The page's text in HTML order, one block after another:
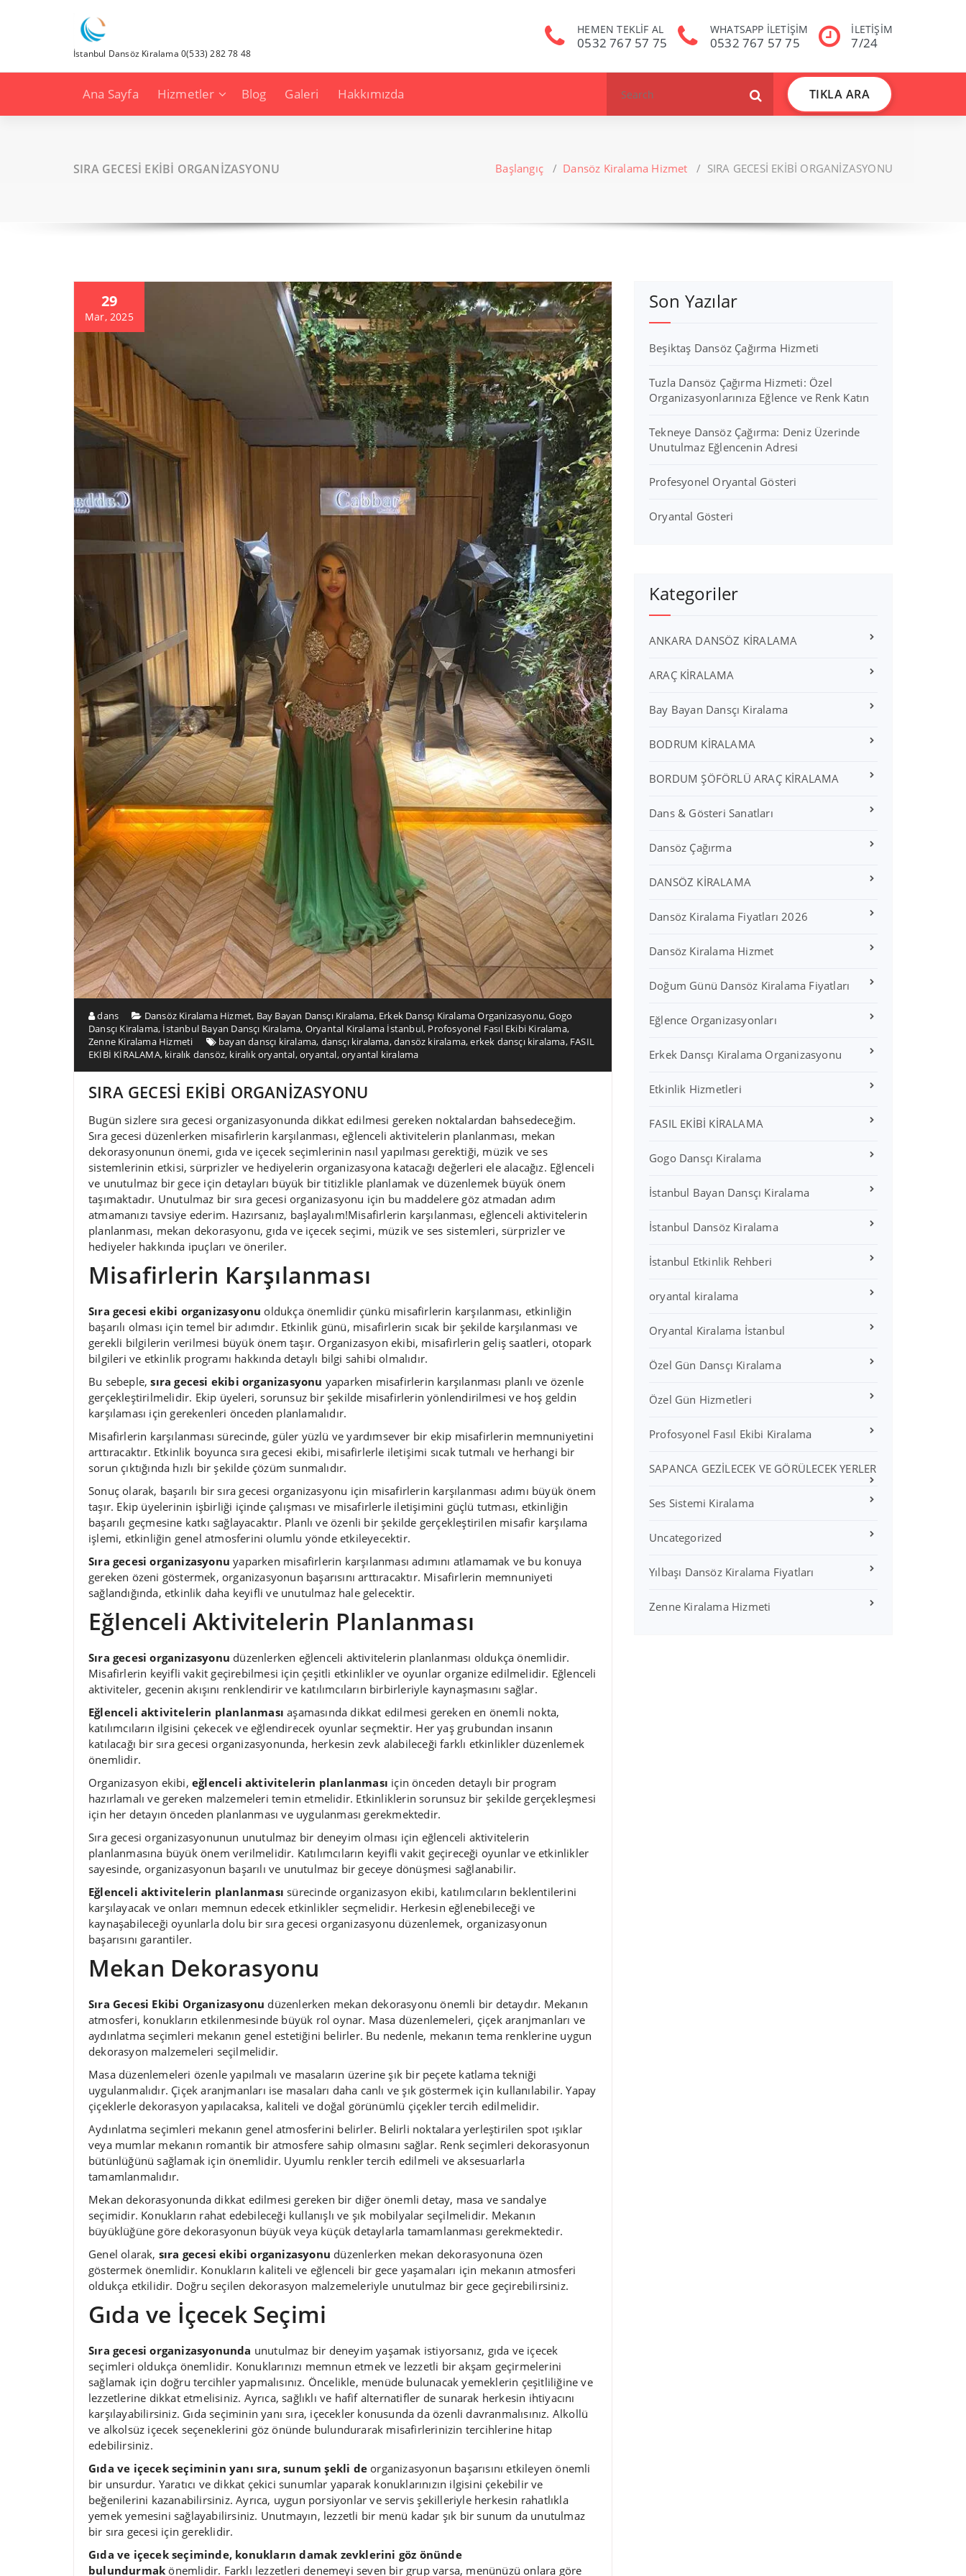
İstanbul Dansöz Kiralama 0(533) 282 78 48
HEMEN TEKLİF AL
0532 767 57 75
WHATSAPP İLETİŞİM
0532 767 57 75
İLETİŞİM
7/24
Ana Sayfa Hizmetler Blog Galeri Hakkımızda
for:
TIKLA ARA
SIRA GECESİ EKİBİ ORGANİZASYONU Başlangıç/ Dansöz Kiralama Hizmet / SIRA GECESİ EKİBİ ORGANİZASYONU
29
Mar, 2025
dans Dansöz Kiralama Hizmet, Bay Bayan Dansçı Kiralama, Erkek Dansçı Kiralama Organizasyonu,Gogo
Dansçı Kiralama, İstanbul Bayan Dansçı Kiralama, Oryantal Kiralama İstanbul, Profosyonel Fasıl Ekibi Kiralama,
Zenne Kiralama Hizmeti
bayan dansçı kiralama, dansçı kiralama,dansöz kiralama,erkek dansçı kiralama, FASIL
EKİBİ KİRALAMA, kiralık dansöz, kiralık oryantal,oryantal,oryantal kiralama
SIRA GECESİ EKİBİ ORGANİZASYONU
Bugün sizlere sıra gecesi organizasyonunda dikkat edilmesi gereken noktalardan bahsedeceğim.
Sıra gecesi düzenlerken misafirlerin karşılanması, eğlenceli aktivitelerin planlanması, mekan
dekorasyonunun önemi, gıda ve içecek seçimlerinin nasıl yapılması gerektiği, müzik ve ses
sistemlerinin etkisi, sürprizler ve hediyelerin organizasyona katacağı değerleri ele alacağız. Eğlenceli
ve unutulmaz bir gece için detayları büyük bir titizlikle planlamak ve düzenlemek büyük önem
taşımaktadır. Unutulmaz bir sıra gecesi organizasyonu için bu maddelere göz atmadan adım
atmamanızı tavsiye ederim. Hazırsanız, başlayalım!Misafirlerin karşılanması, eğlenceli aktivitelerin
planlanması, mekan dekorasyonu, gıda ve içecek seçimi, müzik ve ses sistemleri, sürprizler ve
hediyeler hakkında ipuçları ve öneriler.
Misafirlerin Karşılanması
Sıra gecesi ekibi organizasyonu oldukça önemlidir çünkü misafirlerin karşılanması, etkinliğin
başarılı olması için temel bir adımdır. Etkinlik günü, misafirlerin sıcak bir şekilde karşılanması ve
gerekli bilgilerin verilmesi büyük önem taşır. Organizasyon ekibi, misafirlerin geliş saatleri, otopark
bilgileri ve etkinlik programı hakkında detaylı bilgi sahibi olmalıdır.
Bu sebeple,sıra gecesi ekibi organizasyonu yaparken misafirlerin karşılanması planlı ve özenle
gerçekleştirilmelidir. Ekip üyeleri, sorunsuz bir şekilde misafirlerin yönlendirilmesi ve hoş geldin
karşılaması için gerekenleri önceden planlamalıdır.
Misafirlerin karşılanması sürecinde, güler yüzlü ve yardımsever bir ekip misafirlerin memnuniyetini
arttıracaktır. Etkinlik boyunca sıra gecesi ekibi, misafirlerle iletişimi sıcak tutmalı ve herhangi bir
sorun çıktığında hızlı bir şekilde çözüm sunmalıdır.
Sonuç olarak, başarılı bir sıra gecesi organizasyonu için misafirlerin karşılanması adımı büyük önem
taşır. Ekip üyelerinin işbirliği içinde çalışması ve misafirlerle iletişimini güçlü tutması, etkinliğin
başarılı geçmesine katkı sağlayacaktır. Planlı ve özenli bir şekilde gerçekleştirilen misafir karşılama
işlemi, etkinliğin genel atmosferini olumlu yönde etkileyecektir.
Sıra gecesi organizasyonu yaparken misafirlerin karşılanması adımını atlamamak ve bu konuya
gereken özeni göstermek, organizasyonun başarısını arttıracaktır. Misafirlerin memnuniyeti
sağlandığında, etkinlik daha keyifli ve unutulmaz hale gelecektir.
Eğlenceli Aktivitelerin Planlanması
Sıra gecesi organizasyonu düzenlerken eğlenceli aktivitelerin planlanması oldukça önemlidir.
Misafirlerin keyifli vakit geçirebilmesi için çeşitli etkinlikler ve oyunlar organize edilmelidir. Eğlenceli
aktiviteler, gecenin akışını renklendirir ve katılımcıların birbirleriyle kaynaşmasını sağlar.
Eğlenceli aktivitelerin planlanması aşamasında dikkat edilmesi gereken en önemli nokta,
katılımcıların ilgisini çekecek ve eğlendirecek oyunlar seçmektir. Her yaş grubundan insanın
katılacağı bir sıra gecesi organizasyonunda, herkesin zevk alabileceği farklı etkinlikler düzenlemek
önemlidir.
Organizasyon ekibi, eğlenceli aktivitelerin planlanması için önceden detaylı bir program
hazırlamalı ve gereken malzemeleri temin etmelidir. Etkinliklerin sorunsuz bir şekilde gerçekleşmesi
için her detayın önceden planlanması ve uygulanması gerekmektedir.
Sıra gecesi organizasyonunun unutulmaz bir deneyim olması için eğlenceli aktivitelerin
planlanmasına büyük önem verilmelidir. Katılımcıların keyifli vakit geçireceği oyunlar ve etkinlikler
sayesinde, organizasyonun başarılı ve unutulmaz bir geceye dönüşmesi sağlanabilir.
Eğlenceli aktivitelerin planlanması sürecinde organizasyon ekibi, katılımcıların beklentilerini
karşılayacak ve onları memnun edecek etkinlikler seçmelidir. Herkesin eğlenebileceği ve
kaynaşabileceği oyunlarla dolu bir sıra gecesi organizasyonu düzenlemek, organizasyonun
başarısını garantiler.
Mekan Dekorasyonu
Sıra Gecesi Ekibi Organizasyonu düzenlerken mekan dekorasyonu önemli bir detaydır. Mekanın
atmosferi, konukların etkilenmesinde büyük rol oynar. Masa düzenlemeleri, çiçek aranjmanları ve
aydınlatma seçimleri mekanın genel estetiğini belirler. Bu nedenle, mekanın tema renklerine uygun
dekorasyon malzemeleri seçilmelidir.
Masa düzenlemeleri özenle yapılmalı ve masaların üzerine şık bir peçete katlama tekniği
uygulanmalıdır. Çiçek aranjmanları ise masaları daha canlı ve şık göstermek için kullanılabilir. Yapay
çiçeklerle dekorasyon yapılacaksa, kaliteli ve doğal görünümlü çiçekler tercih edilmelidir.
Aydınlatma seçimleri mekanın genel atmosferini belirler. Belirli noktalara yerleştirilen spot ışıklar
veya mumlar mekanın romantik bir atmosfere sahip olmasını sağlar. Renk seçimleri dekorasyonun
bütünlüğünü sağlamak için önemlidir. Uyumlu renkler tercih edilmeli ve aksesuarlarla
tamamlanmalıdır.
Mekan dekorasyonunda dikkat edilmesi gereken bir diğer önemli detay, masa ve sandalye
seçimidir. Konukların rahat edebileceği kullanışlı ve şık mobilyalar seçilmelidir. Mekanın
büyüklüğüne göre dekorasyonun büyük veya küçük detaylarla tamamlanması gerekmektedir.
Genel olarak, sıra gecesi ekibi organizasyonu düzenlerken mekan dekorasyonuna özen
göstermek önemlidir. Konukların kaliteli ve eğlenceli bir gece yaşamaları için mekanın atmosferi
oldukça etkilidir. Doğru seçilen dekorasyon malzemeleriyle unutulmaz bir gece geçirebilirsiniz.
Gıda ve İçecek Seçimi
Sıra gecesi organizasyonunda unutulmaz bir deneyim yaşamak istiyorsanız, gıda ve içecek
seçimleri oldukça önemlidir. Konuklarınızı memnun etmek ve lezzetli bir akşam geçirmelerini
sağlamak için doğru tercihler yapmalısınız. Öncelikle, menüde bulunacak yemeklerin çeşitliliğine ve
lezzetlerine dikkat etmelisiniz. Ayrıca, sağlıklı ve hafif alternatifler de sunarak herkesin ihtiyacını
karşılayabilirsiniz. Gıda seçiminin yanı sıra, içecekler konusunda da özenli davranmalısınız. Alkollü
ve alkolsüz içecek seçeneklerini göz önünde bulundurarak misafirlerinizin tercihlerine hitap
edebilirsiniz.
Gıda ve içecek seçiminin yanı sıra, sunum şekli de organizasyonun başarısını etkileyen önemli
bir unsurdur. Yaratıcı ve dikkat çekici sunumlar yaparak konuklarınızın ilgisini çekebilir ve
beğenilerini kazanabilirsiniz. Ayrıca, uygun porsiyonlar ve servis şekilleriyle herkesin rahatlıkla
yemek yemesini sağlayabilirsiniz. Unutmayın, lezzetli bir menü kadar şık bir sunum da unutulmaz
bir sıra gecesi için gereklidir.
Gıda ve içecek seçiminde, konukların damak zevklerini göz önünde
bulundurmak önemlidir. Farklı lezzetleri denemeyi seven bir grup varsa, menünüzü onlara göre
Son Yazılar
Beşiktaş Dansöz Çağırma Hizmeti
Tuzla Dansöz Çağırma Hizmeti: Özel
Organizasyonlarınıza Eğlence ve Renk Katın
Tekneye Dansöz Çağırma: Deniz Üzerinde
Unutulmaz Eğlencenin Adresi
Profesyonel Oryantal Gösteri
Oryantal Gösteri
Kategoriler
ANKARA DANSÖZ KİRALAMA
ARAÇ KİRALAMA
Bay Bayan Dansçı Kiralama
BODRUM KİRALAMA
BORDUM ŞÖFÖRLÜ ARAÇ KİRALAMA
Dans & Gösteri Sanatları
Dansöz Çağırma
DANSÖZ KİRALAMA
Dansöz Kiralama Fiyatları 2026
Dansöz Kiralama Hizmet
Doğum Günü Dansöz Kiralama Fiyatları
Eğlence Organizasyonları
Erkek Dansçı Kiralama Organizasyonu
Etkinlik Hizmetleri
FASIL EKİBİ KİRALAMA
Gogo Dansçı Kiralama
İstanbul Bayan Dansçı Kiralama
İstanbul Dansöz Kiralama
İstanbul Etkinlik Rehberi
oryantal kiralama
Oryantal Kiralama İstanbul
Özel Gün Dansçı Kiralama
Özel Gün Hizmetleri
Profosyonel Fasıl Ekibi Kiralama
SAPANCA GEZİLECEK VE GÖRÜLECEK YERLER
Ses Sistemi Kiralama
Uncategorized
Yılbaşı Dansöz Kiralama Fiyatları
Zenne Kiralama Hizmeti